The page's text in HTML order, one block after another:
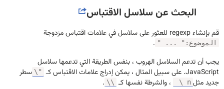
البحث عن سلاسل الاقتباس
قم بإنشاء regexp للعثور على سلاسل في علامات اقتباس مزدوجة
الموضوع:" ... " .
يجب أن تدعم السلاسل الهروب ، بنفس الطريقة التي تدعمها سلاسل
JavaScript. على سبيل المثال ، يمكن إدراج علامات الاقتباس كـ
\" سطر
جديد مثل \ n ، والشرطة نفسها كـ \\
.